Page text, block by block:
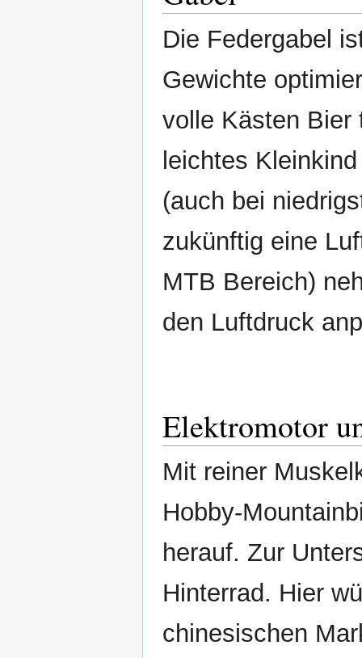
Die Federgabel
Gewichte
volle Kästen Bier
leichtes
(auch bei
zukünftig eine
MTB Bereich)
den Luftdruck
Elektromotor
Mit reiner
Hobby-
herauf. Zur
Hinterrad. Hier
chinesischen